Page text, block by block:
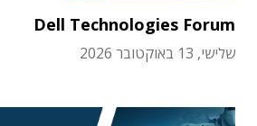
Dell Technologies Forum
שלישי, 13 באוקטובר 2026